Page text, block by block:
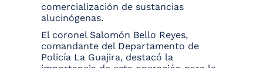
comercialización de sustancias
alucinógenas.
El coronel Salomón Bello Reyes,
comandante del Departamento de
Policía La Guajira, destacó la